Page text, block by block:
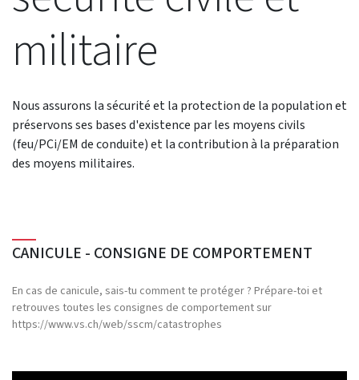
militaire
Nous assurons la sécurité et la protection de la population et
préservons ses bases d'existence par les moyens civils
(feu/PCi/EM de conduite) et la contribution à la préparation
des moyens militaires.
CANICULE - CONSIGNE DE COMPORTEMENT
En cas de canicule, sais-tu comment te protéger ? Prépare-toi et
retrouves toutes les consignes de comportement sur
https://www.vs.ch/web/sscm/catastrophes